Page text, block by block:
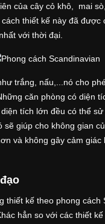
của cây cỏ khô, mai sò,
thiết kế này đã được
với thời đại.
trắng, nấu,...nó cho
căn phòng có diện
tích lớn đều có thể
sẽ giúp cho không gian
và không gây cảm giác
thiết kế theo phong cách
hẳn so với các thiết kế